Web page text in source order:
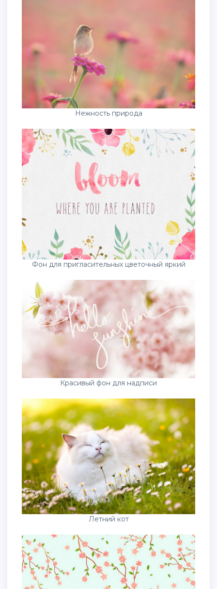
Нежность природа
Фон для пригласительных цветочный яркий
Красивый фон для надписи
Летний кот